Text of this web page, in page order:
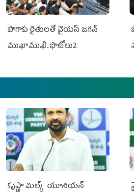
పొగాకు రైతుల‌తో వైయ‌స్ జ‌గ‌న్
ముఖాముఖి..ఫొటోలు2
కృష్ణా మిల్క్‌ యూనియన్‌